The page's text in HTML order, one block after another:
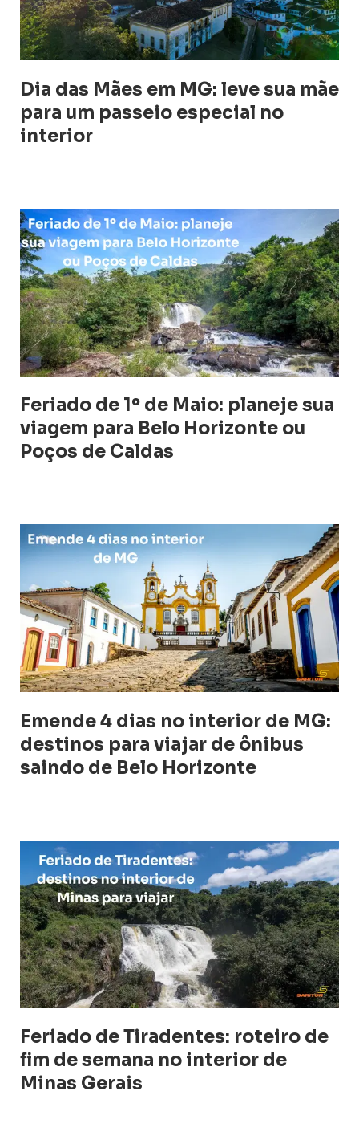
Dia das Mães em MG: leve sua mãe
para um passeio especial no
interior
Feriado de 1º de Maio: planeje sua
viagem para Belo Horizonte ou
Poços de Caldas
Emende 4 dias no interior de MG:
destinos para viajar de ônibus
saindo de Belo Horizonte
Feriado de Tiradentes: roteiro de
fim de semana no interior de
Minas Gerais